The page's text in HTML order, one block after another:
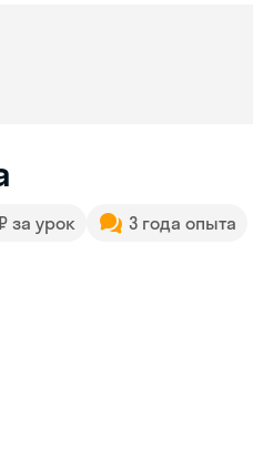
за урок 3 года опыта